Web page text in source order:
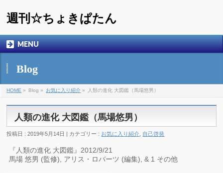
週刊☆ちょきぱたん
MENU
Blog
HOME » Blog » お気に入り紹介 » 人類の進化 大図鑑（馬場悠男）
人類の進化 大図鑑（馬場悠男）
投稿日 : 2019年5月14日 | カテゴリー : お気に入り紹介 自己啓発
『人類の進化 大図鑑』2012/9/21
馬場 悠男 (監修), アリス・ロバーツ (編集), & 1 その他